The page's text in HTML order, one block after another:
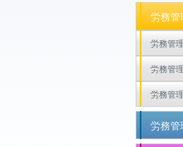
労務管
労務管
労務管
労務管
労務管